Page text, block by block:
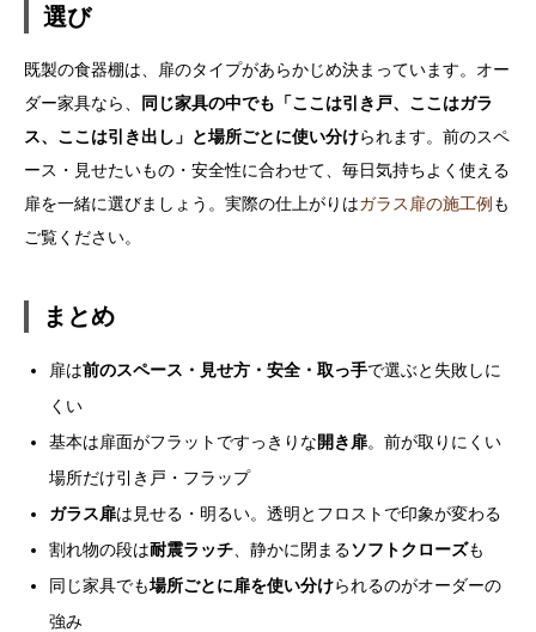
選び
既製の食器棚は、扉のタイプがあらかじめ決まっています。オー
ダー家具なら、
同じ家具の中でも「ここは引き戸、ここはガラ
ス、ここは引き出し」と場所ごとに使い分けられます。前のスペ
ース・見せたいもの・安全性に合わせて、毎日気持ちよく使える
扉を一緒に選びましょう。実際の仕上がりはガラス扉の施工例 も
ご覧ください。
まとめ
扉は前のスペース・見せ方・安全・取っ手で選ぶと失敗しに
くい
基本は扉面がフラットですっきりな開き扉。前が取りにくい
場所だけ引き戸・フラップ
ガラス扉は見せる・明るい。透明とフロストで印象が変わる
割れ物の段は耐震ラッチ 、静かに閉まるソフトクローズも
同じ家具でも場所ごとに扉を使い分けられるのがオーダーの
強み